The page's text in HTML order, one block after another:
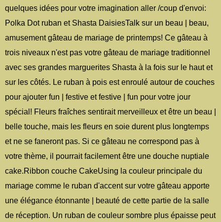
quelques idées pour votre imagination aller /coup d'envoi:
Polka Dot ruban et Shasta DaisiesTalk sur un beau | beau,
amusement gâteau de mariage de printemps! Ce gâteau à
trois niveaux n'est pas votre gâteau de mariage traditionnel
avec ses grandes marguerites Shasta à la fois sur le haut et
sur les côtés. Le ruban à pois est enroulé autour de couches
pour ajouter fun | festive et festive | fun pour votre jour
spécial! Fleurs fraîches sentirait merveilleux et être un beau |
belle touche, mais les fleurs en soie durent plus longtemps
et ne se faneront pas. Si ce gâteau ne correspond pas à
votre thème, il pourrait facilement être une douche nuptiale
cake.Ribbon couche CakeUsing la couleur principale du
mariage comme le ruban d'accent sur votre gâteau apporte
une élégance étonnante | beauté de cette partie de la salle
de réception. Un ruban de couleur sombre plus épaisse peut